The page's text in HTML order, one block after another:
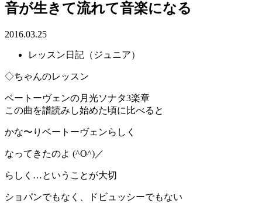
音が生きて流れて音楽になる
2016.03.25
レッスン日記（ジュニア）
◇ちゃんのレッスン
ベートーヴェンの月光ソナタ3楽章
この曲を譜読みし始めた頃に比べると
かな〜りベートーヴェンらしく
なってきたのよ (^O^)／
らしく…ということが大切
ショパンでもなく、ドビュッシーでもない